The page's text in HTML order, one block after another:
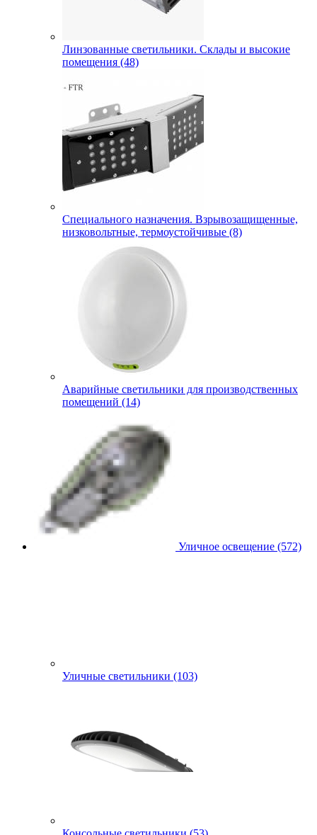
Линзованные светильники. Склады и высокие
помещения (48)
Специального назначения. Взрывозащищенные,
низковольтные, термоустойчивые (8)
Аварийные светильники для производственных
помещений (14)
Уличное освещение (572)
Уличные светильники (103)